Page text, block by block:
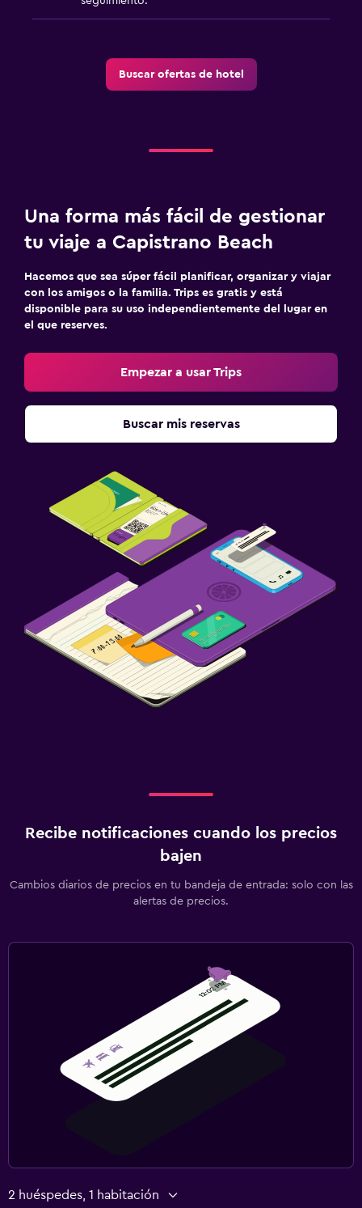
Buscar ofertas de hotel
Una forma más fácil de gestionar
tu viaje a Capistrano Beach
Hacemos que sea súper fácil planificar, organizar y viajar
con los amigos o la familia. Trips es gratis y está
disponible para su uso independientemente del lugar en
el que reserves.
Empezar a usar Trips
Buscar mis reservas
Recibe notificaciones cuando los precios
bajen
Cambios diarios de precios en tu bandeja de entrada: solo con las
alertas de precios.
2 huéspedes, 1 habitación